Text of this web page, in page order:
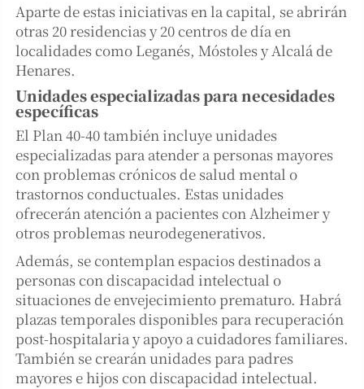
Aparte de estas iniciativas en la capital, se abrirán
otras 20 residencias y 20 centros de día en
localidades como Leganés, Móstoles y Alcalá de
Henares.
Unidades especializadas para necesidades
específicas
El Plan 40-40 también incluye unidades
especializadas para atender a personas mayores
con problemas crónicos de salud mental o
trastornos conductuales. Estas unidades
ofrecerán atención a pacientes con Alzheimer y
otros problemas neurodegenerativos.
Además, se contemplan espacios destinados a
personas con discapacidad intelectual o
situaciones de envejecimiento prematuro. Habrá
plazas temporales disponibles para recuperación
post-hospitalaria y apoyo a cuidadores familiares.
También se crearán unidades para padres
mayores e hijos con discapacidad intelectual.